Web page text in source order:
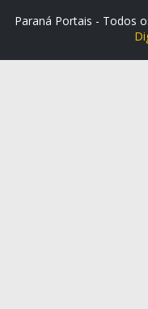
Paraná Portais - Todos